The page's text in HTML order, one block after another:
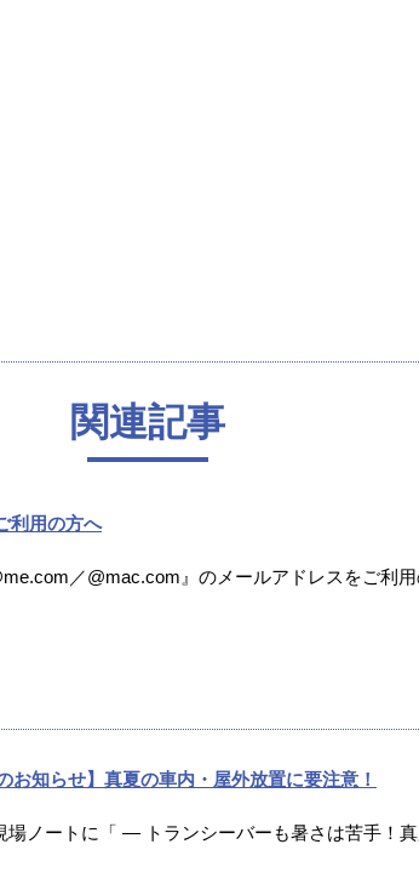
関連記事
利用の方へ
／@mac.com』のメールアドレスをご利
お知らせ】真夏の車内・屋外放置に要注意！
場ノートに「 ― トランシーバーも暑さは苦手！